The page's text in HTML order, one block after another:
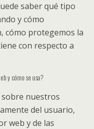
saber qué tipo
y cómo
cómo protegemos la
con respecto a
y cómo se usa?
nuestros
del usuario,
web y de las